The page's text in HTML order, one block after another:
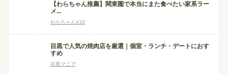
【わらちゃん推薦】関東圏で本当にまた食べたい家系ラー
メ...
わらちゃん410
目黒で人気の焼肉店を厳選｜個室・ランチ・デートにおす
すめ
目黒マニア